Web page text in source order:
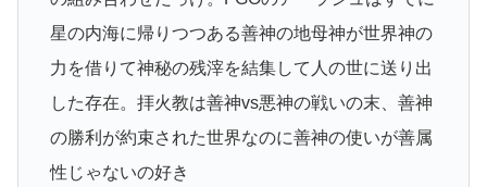
星の内海に帰りつつある善神の地母神が世界神の
力を借りて神秘の残滓を結集して人の世に送り出
した存在。拝火教は善神vs悪神の戦いの末、善神
の勝利が約束された世界なのに善神の使いが善属
性じゃないの好き